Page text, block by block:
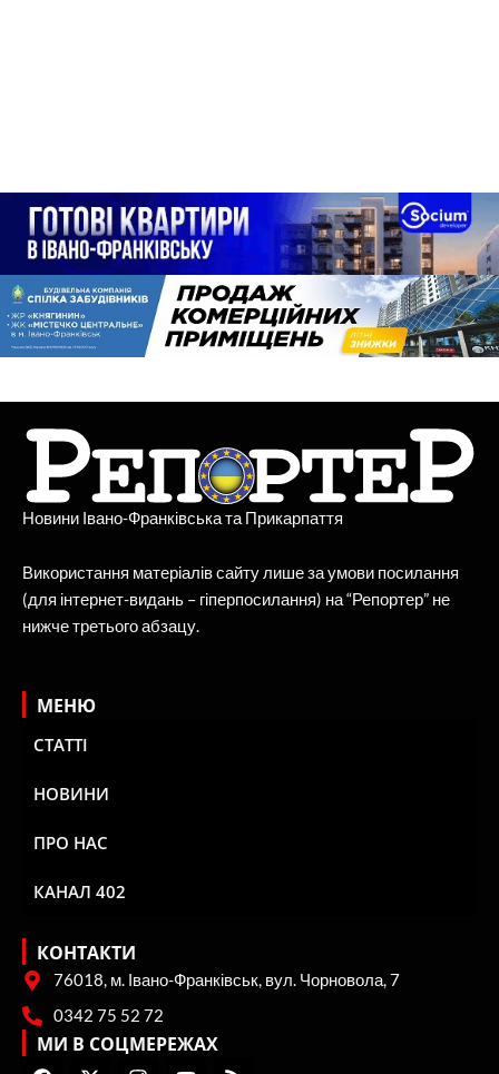
Новини Івано-Франківська та Прикарпаття
Використання матеріалів сайту лише за умови посилання
(для інтернет-видань – гіперпосилання) на “Репортер” не
нижче третього абзацу.
МЕНЮ
СТАТТІ
НОВИНИ
ПРО НАС
КАНАЛ 402
КОНТАКТИ
76018, м. Івано-Франківськ, вул. Чорновола, 7
0342 75 52 72
МИ В СОЦМЕРЕЖАХ
F
X
I
Y
R